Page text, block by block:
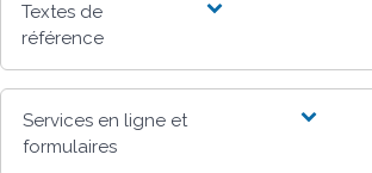
Textes de
référence
Services en ligne et
formulaires